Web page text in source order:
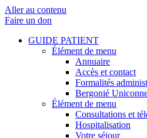
Aller au contenu
Faire un don
GUIDE PATIENT
Élément de menu
Annuaire
Accès et contact
Formalités
Bergonié
Élément de menu
Consultations et
Hospitalisation
Votre séjour